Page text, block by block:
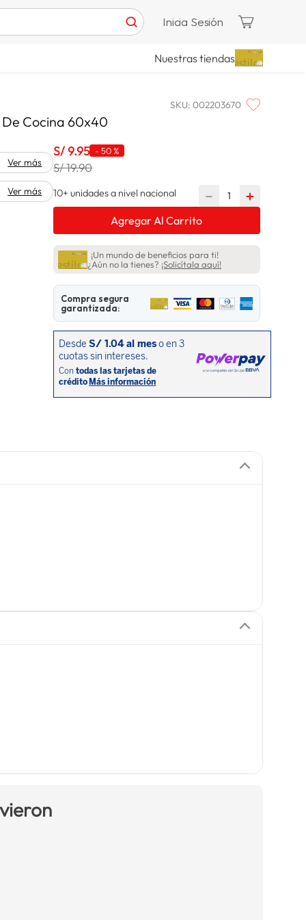
Inicia Sesión
Nuestras tiendas
SKU: 002203670
Cocina 60x40
Ver más
Ver más
S/9.95 -50 %
S/ 19.90
10+ unidades a nivel nacional ＋
－
Agregar Al Carrito
¡Un mundo de beneficios para ti!
¿Aún no la tienes? ¡Solicítala aquí!
Compra segura
garantizada: